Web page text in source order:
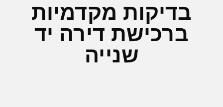
בדיקות מקדמיות
ברכישת דירה יד
שנייה